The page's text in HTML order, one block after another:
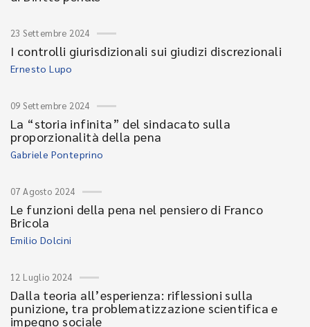
23 Settembre 2024
I controlli giurisdizionali sui giudizi discrezionali
Ernesto Lupo
09 Settembre 2024
La “storia infinita” del sindacato sulla
proporzionalità della pena
Gabriele Ponteprino
07 Agosto 2024
Le funzioni della pena nel pensiero di Franco
Bricola
Emilio Dolcini
12 Luglio 2024
Dalla teoria all’esperienza: riflessioni sulla
punizione, tra problematizzazione scientifica e
impegno sociale